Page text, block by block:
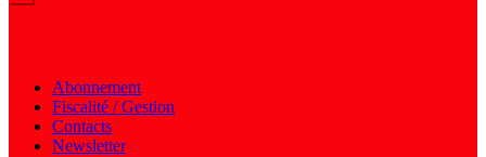
Abonnement
Fiscalité / Gestion
Contacts
Newsletter